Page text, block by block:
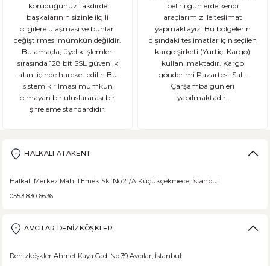
koruduğunuz takdirde
başkalarının sizinle ilgili
bilgilere ulaşması ve bunları
değiştirmesi mümkün değildir.
Bu amaçla, üyelik işlemleri
sırasında 128 bit SSL güvenlik
alanı içinde hareket edilir. Bu
sistem kırılması mümkün
olmayan bir uluslararası bir
şifreleme standardıdır.
belirli günlerde kendi
araçlarımız ile teslimat
yapmaktayız. Bu bölgelerin
dışındaki teslimatlar için seçilen
kargo şirketi (Yurtiçi Kargo)
kullanılmaktadır. Kargo
gönderimi Pazartesi-Salı-
Çarşamba günleri
yapılmaktadır.
HALKALI ATAKENT
Halkalı Merkez Mah. 1.Emek Sk. No:21/A Küçükçekmece, İstanbul
0553 830 6636
AVCILAR DENİZKÖŞKLER
Denizköşkler Ahmet Kaya Cad. No:39 Avcılar, İstanbul